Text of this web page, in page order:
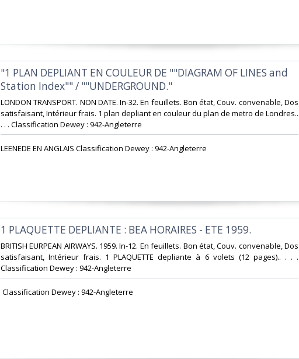
‎"1 PLAN DEPLIANT EN COULEUR DE ""DIAGRAM OF LINES and
Station Index"" / ""UNDERGROUND."‎
‎LONDON TRANSPORT. NON DATE. In-32. En feuillets. Bon état, Couv. convenable, Dos
satisfaisant, Intérieur frais. 1 plan depliant en couleur du plan de metro de Londres..
. . . Classification Dewey : 942-Angleterre‎
‎LEENEDE EN ANGLAIS Classification Dewey : 942-Angleterre‎
‎1 PLAQUETTE DEPLIANTE : BEA HORAIRES - ETE 1959.‎
‎BRITISH EURPEAN AIRWAYS. 1959. In-12. En feuillets. Bon état, Couv. convenable, Dos
satisfaisant, Intérieur frais. 1 PLAQUETTE depliante à 6 volets (12 pages).. . . .
Classification Dewey : 942-Angleterre‎
‎ Classification Dewey : 942-Angleterre‎